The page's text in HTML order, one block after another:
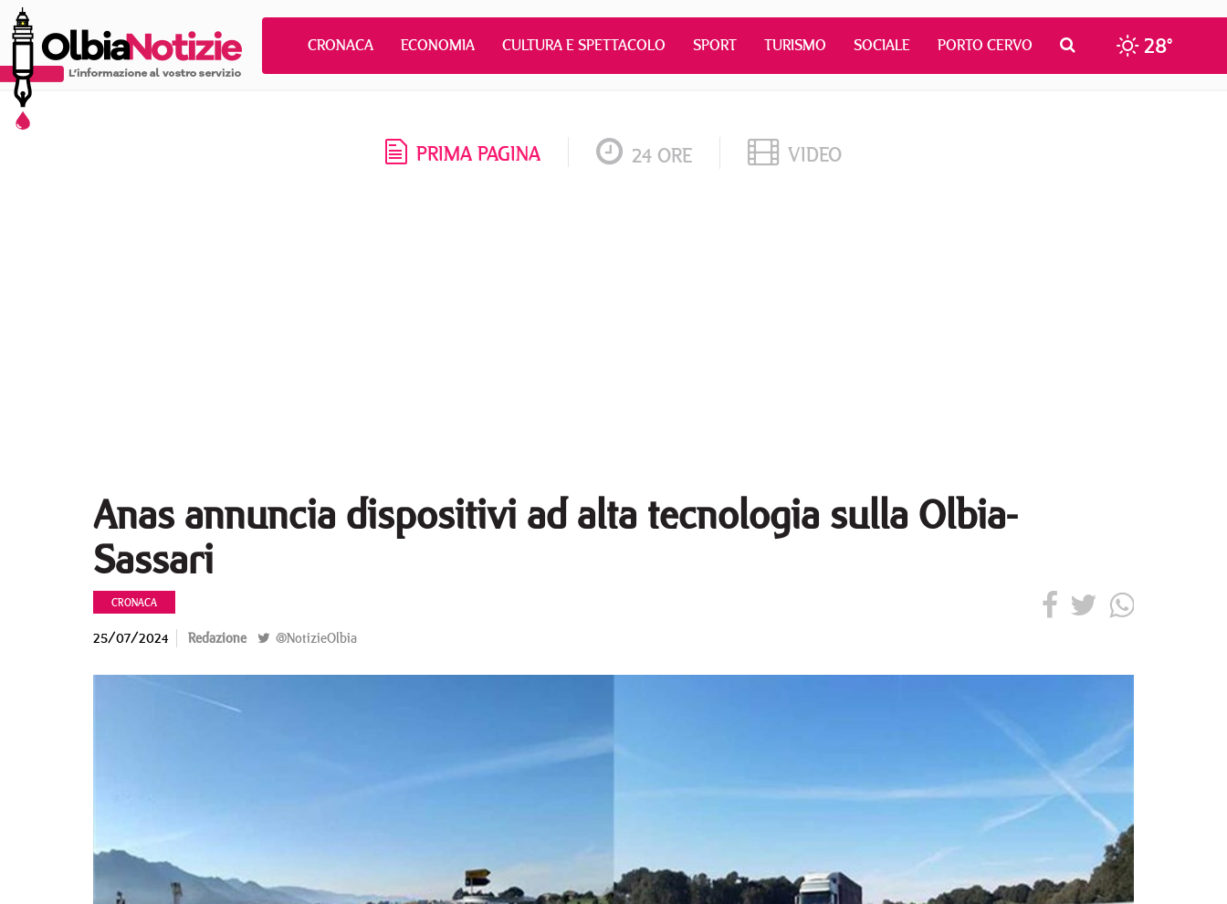
CRONACA ECONOMIA CULTURA E SPETTACOLO SPORT TURISMO SOCIALE PORTO CERVO 28°
PRIMA PAGINA 24 ORE VIDEO
Anas annuncia dispositivi ad alta tecnologia sulla Olbia-
Sassari
CRONACA
25/07/2024 Redazione @NotizieOlbia